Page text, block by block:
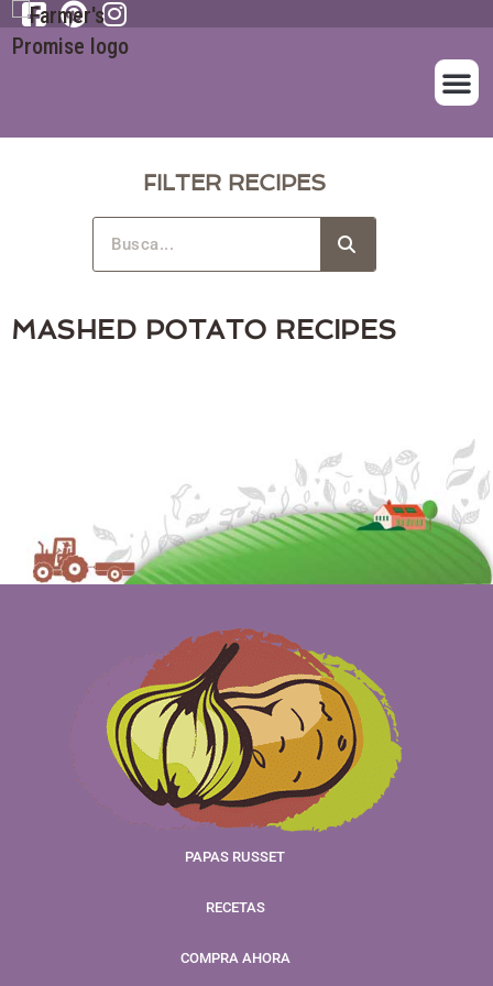
FILTER RECIPES
MASHED POTATO RECIPES
PAPAS RUSSET
RECETAS
COMPRA AHORA